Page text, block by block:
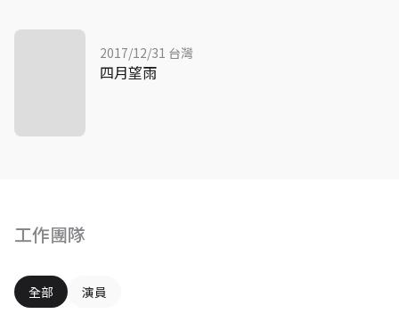
工作團隊
全部 演員
2017/12/31 台灣
四月望雨